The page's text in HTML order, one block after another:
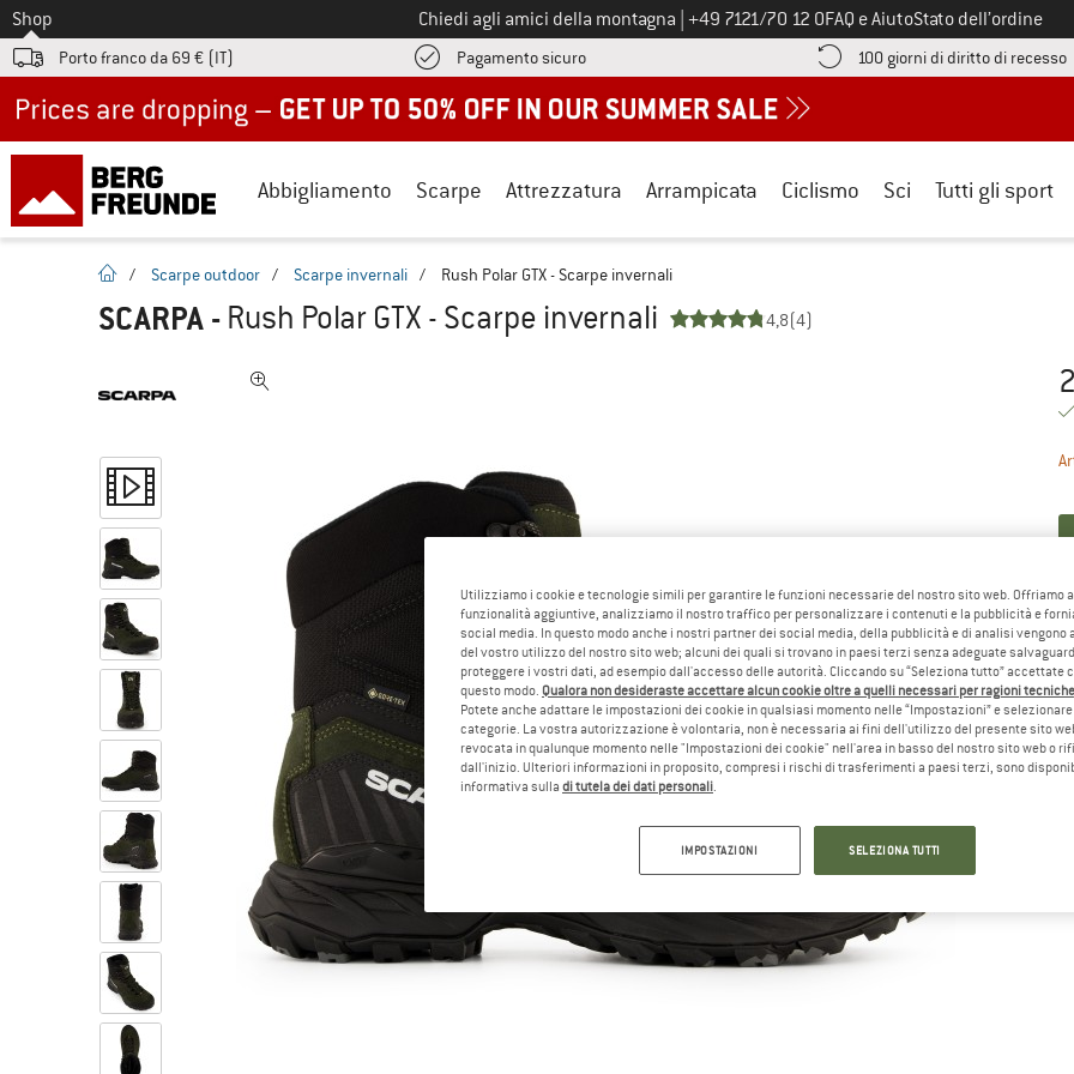
Allo
Shop Chiedi agli amici della montagna Chiamaci al numero
+49 7121/70 12 0FAQ e AiutoStato dell’ordine
Porto franco da 69 € (IT) Pagamento sicuroQui trovi le informazioni di pagamento! Si apre in una casella
100 giorni di diritto di recesso
Abbigliamento Scarpe Attrezzatura Arrampicata Ciclismo Sci Tutti gli sport
pagina iniziale
/ Scarpe outdoor / Scarpe invernali / Rush Polar GTX - Scarpe invernali
SCARPA - Rush Polar GTX - Scarpe invernali 4,8(4)
Utilizziamo i cookie e tecnologie simili per garantire le funzioni necessarie del nostro sito web. Offriamo
funzionalità aggiuntive, analizziamo il nostro traffico per personalizzare i contenuti e la pubblicità e
social media. In questo modo anche i nostri partner dei social media, della pubblicità e di analisi vengono
del vostro utilizzo del nostro sito web; alcuni dei quali si trovano in paesi terzi senza adeguate
proteggere i vostri dati, ad esempio dall'accesso delle autorità. Cliccando su “Seleziona tutto” accettate
questo modo. Qualora non desideraste accettare alcun cookie oltre a quelli necessari per ragioni
Potete anche adattare le impostazioni dei cookie in qualsiasi momento nelle “Impostazioni” e
categorie. La vostra autorizzazione è volontaria, non è necessaria ai fini dell'utilizzo del presente sito
revocata in qualunque momento nelle "Impostazioni dei cookie" nell'area in basso del nostro sito web o
dall'inizio. Ulteriori informazioni in proposito, compresi i rischi di trasferimenti a paesi terzi, sono
informativa sulla di tutela dei dati personali.
IMPOSTAZIONI SELEZIONA TUTTI